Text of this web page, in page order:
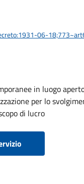
06-
in luogo
per lo
di lucro